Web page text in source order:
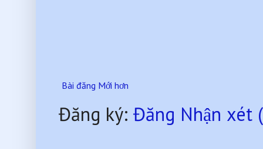
Bài đăng Mới hơn
Đăng ký:Đăng Nhận xét